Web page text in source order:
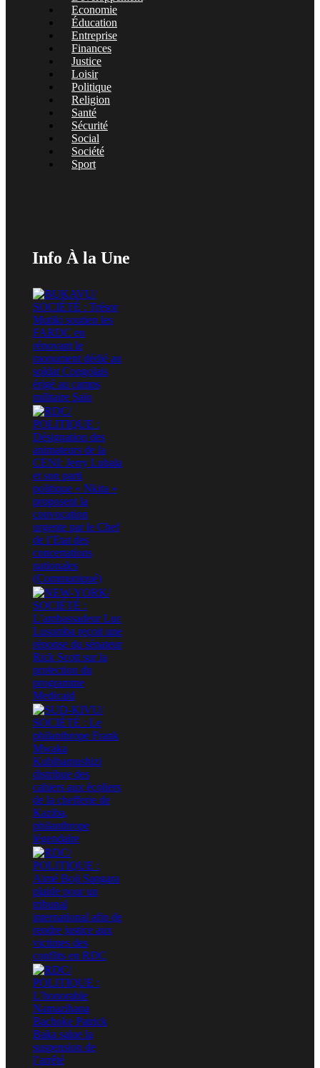
Economie
Éducation
Entreprise
Finances
Justice
Loisir
Politique
Religion
Santé
Sécurité
Social
Société
Sport
Info À la Une